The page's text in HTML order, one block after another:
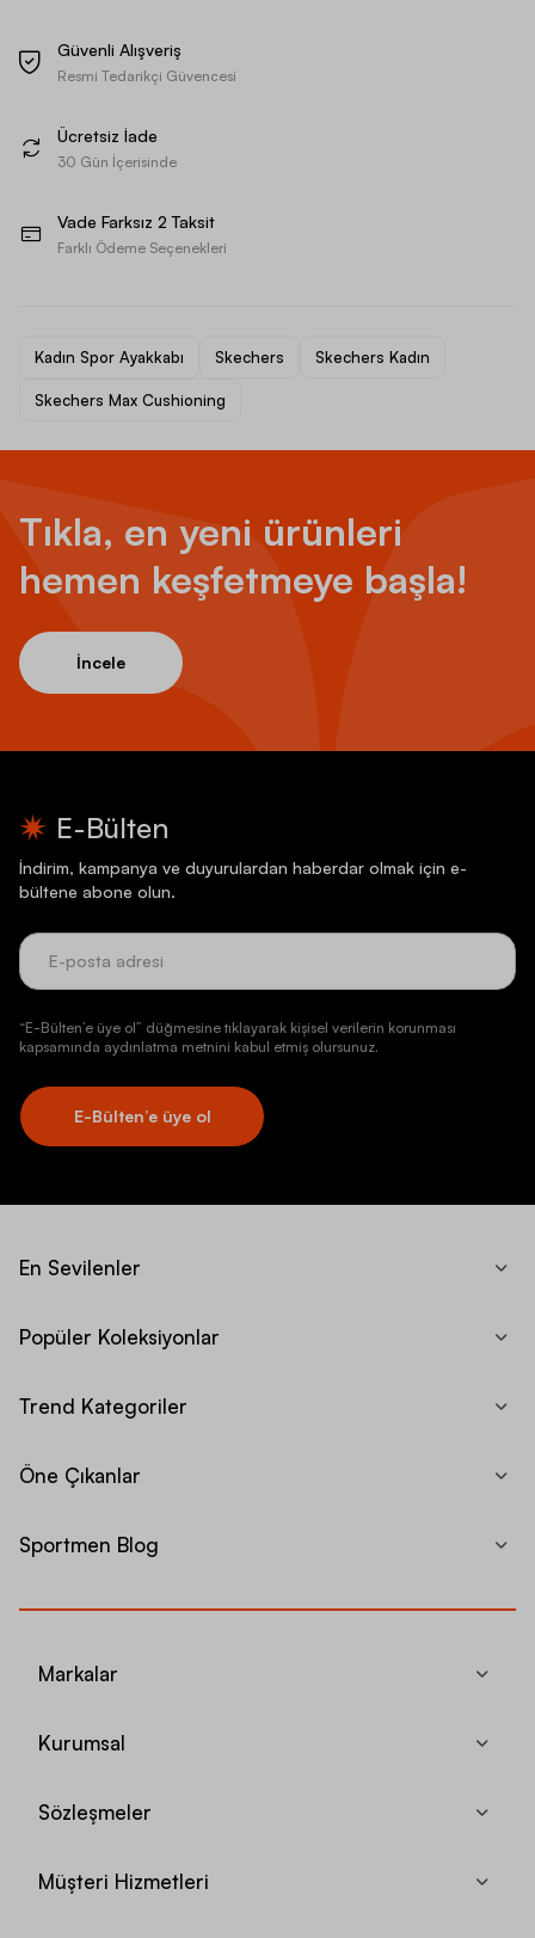
Güvenli Alışveriş
Resmi Tedarikçi Güvencesi
Ücretsiz İade
30 Gün İçerisinde
Vade Farksız 2 Taksit
Farklı Ödeme Seçenekleri
Kadın Spor Ayakkabı Skechers Skechers Kadın
Skechers Max Cushioning
Tıkla, en yeni ürünleri
hemen keşfetmeye başla!
İncele
E-Bülten
İndirim, kampanya ve duyurulardan haberdar olmak için e-
bültene abone olun.
“E-Bülten’e üye ol” düğmesine tıklayarak kişisel verilerin korunması
kapsamında aydınlatma metnini kabul etmiş olursunuz.
E-Bülten’e üye ol
En Sevilenler
Popüler Koleksiyonlar
Trend Kategoriler
Öne Çıkanlar
Sportmen Blog
Markalar
Kurumsal
Sözleşmeler
Müşteri Hizmetleri